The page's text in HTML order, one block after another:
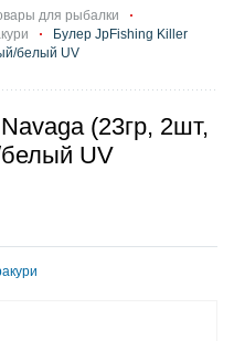
для рыбалки
Булер JpFishing Killer
белый UV
(23гр, 2шт,
UV